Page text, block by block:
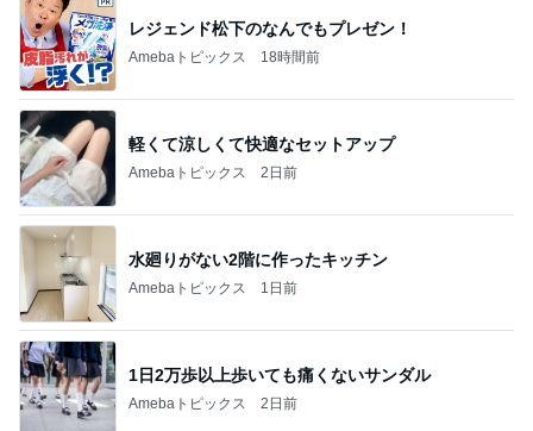
レジェンド松下のなんでもプレゼン！
Amebaトピックス 18時間前
軽くて涼しくて快適なセットアップ
Amebaトピックス 2日前
水廻りがない2階に作ったキッチン
Amebaトピックス 1日前
1日2万歩以上歩いても痛くないサンダル
Amebaトピックス 2日前